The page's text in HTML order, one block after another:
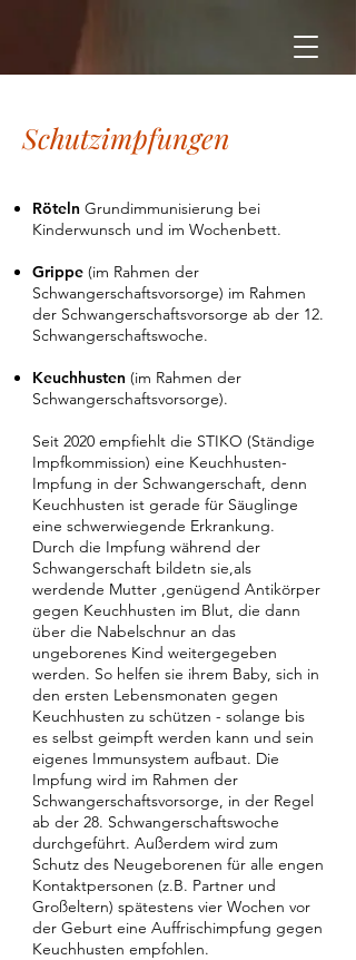
Schutzimpfungen
Röteln Grundimmunisierung bei
Kinderwunsch und im Wochenbett.
Grippe (im Rahmen der
Schwangerschaftsvorsorge) im Rahmen
der Schwangerschaftsvorsorge ab der 12.
Schwangerschaftswoche.
Keuchhusten (im Rahmen der
Schwangerschaftsvorsorge).
Seit 2020 empfiehlt die STIKO (Ständige
Impfkommission) eine Keuchhusten-
Impfung in der Schwangerschaft, denn
Keuchhusten ist gerade für Säuglinge
eine schwerwiegende Erkrankung.
Durch die Impfung während der
Schwangerschaft bildetn sie,als
werdende Mutter ,genügend Antikörper
gegen Keuchhusten im Blut, die dann
über die Nabelschnur an das
ungeborenes Kind weitergegeben
werden. So helfen sie ihrem Baby, sich in
den ersten Lebensmonaten gegen
Keuchhusten zu schützen - solange bis
es selbst geimpft werden kann und sein
eigenes Immunsystem aufbaut. Die
Impfung wird im Rahmen der
Schwangerschaftsvorsorge, in der Regel
ab der 28. Schwangerschaftswoche
durchgeführt. Außerdem wird zum
Schutz des Neugeborenen für alle engen
Kontaktpersonen (z.B. Partner und
Großeltern) spätestens vier Wochen vor
der Geburt eine Auffrischimpfung gegen
Keuchhusten empfohlen.